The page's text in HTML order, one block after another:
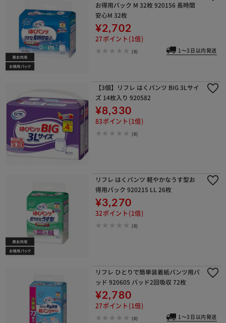
お得用パック M 32枚 920156 長時間
安心M 32枚
¥2,702
27ポイント(1倍)
(0) 1～3日以内発送
【3個】リフレ はくパンツ BIG 3Lサイ
ズ 14枚入り 920582
¥8,330
83ポイント(1倍)
(0)
リフレ はくパンツ 軽やかなうす型お
得用パック 920215 LL 26枚
¥3,270
32ポイント(1倍)
(0)
リフレ ひとりで簡単装着紙パンツ用パ
ッド 920605 パッド2回吸収 72枚
¥2,780
27ポイント(1倍)
(0) 1～3日以内発送